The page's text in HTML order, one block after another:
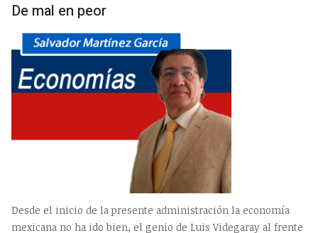
De mal en peor
Desde el inicio de la presente administración la economía
mexicana no ha ido bien, el genio de Luis Videgaray al frente